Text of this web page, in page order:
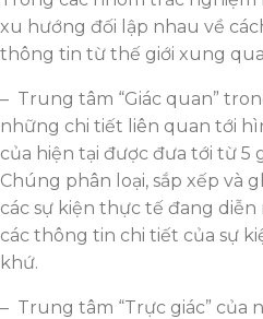
xu hướng đối lập nhau về
thông tin từ thế giới xung
– Trung tâm “Giác quan”
những chi tiết liên quan tới
của hiện tại được đưa tới từ 5
Chúng phân loại, sắp xếp và
các sự kiện thực tế đang
các thông tin chi tiết của sự
khứ.
– Trung tâm “Trực giác” của